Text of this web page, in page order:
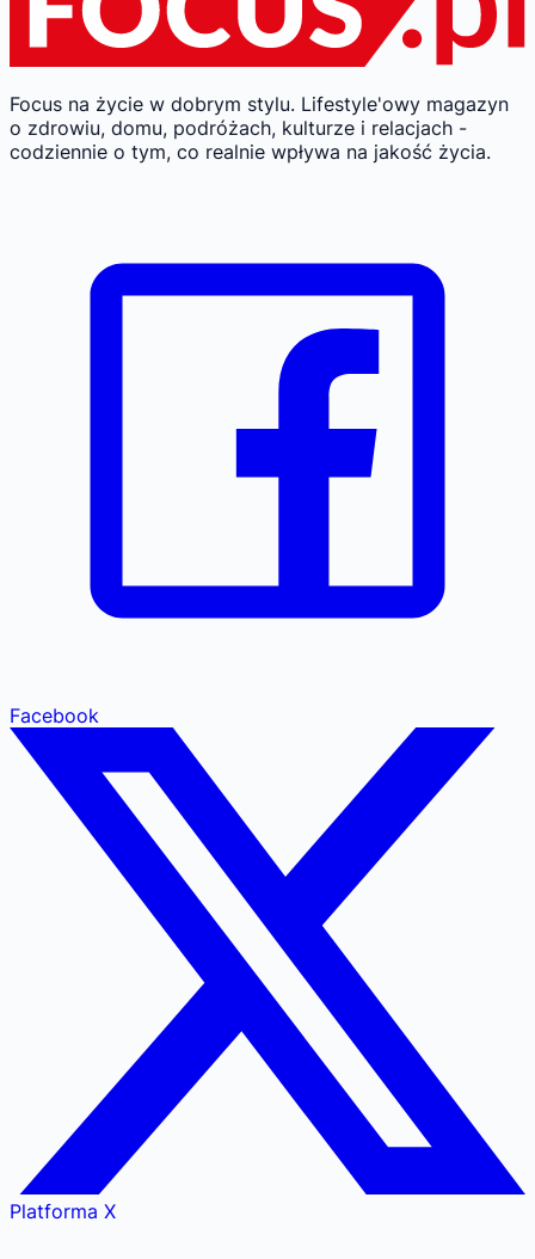
Focus na życie w dobrym stylu. Lifestyle'owy magazyn
o zdrowiu, domu, podróżach, kulturze i relacjach -
codziennie o tym, co realnie wpływa na jakość życia.
Facebook
Platforma X